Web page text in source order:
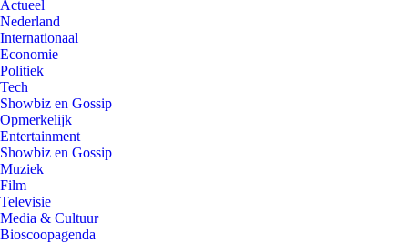
Actueel
Nederland
Internationaal
Economie
Politiek
Tech
Showbiz en Gossip
Opmerkelijk
Entertainment
Showbiz en Gossip
Muziek
Film
Televisie
Media & Cultuur
Bioscoopagenda